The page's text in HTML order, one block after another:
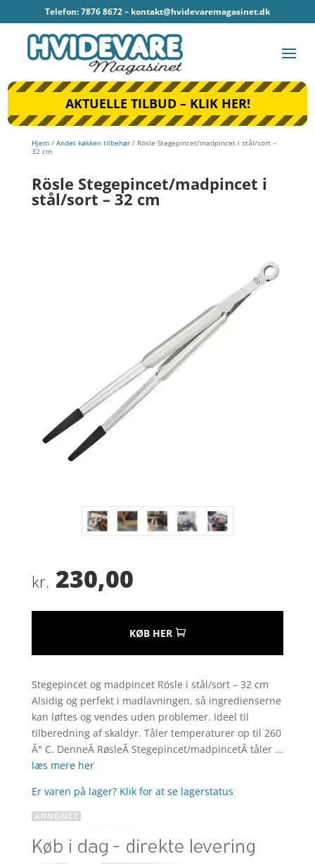
Telefon: 7876 8672 – kontakt@hvidevaremagasinet.dk
AKTUELLE TILBUD – KLIK HER!
Hjem/ Andet køkken tilbehør/ Rösle Stegepincet/madpincet i stål/sort –
32 cm
Rösle Stegepincet/madpincet i
stål/sort – 32 cm
kr. 230,00
KØB HER
Stegepincet og madpincet Rösle i stål/sort – 32 cm
Alsidig og perfekt i madlavningen, så ingredienserne
kan løftes og vendes uden problemer. Ideel til
tilberedning af skaldyr. Tåler temperaturer op til 260
Â° C. DenneÂ RøsleÂ Stegepincet/madpincetÂ tåler …
læs mere her
Er varen på lager? Klik for at se lagerstatus